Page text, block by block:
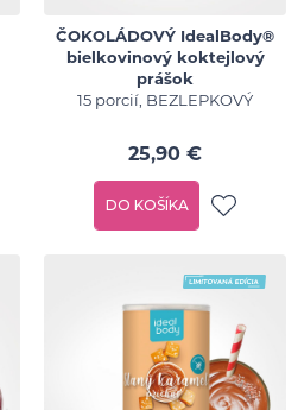
ČOKOLÁDOVÝ IdealBody®
bielkovinový koktejlový
prášok
15 porcií, BEZLEPKOVÝ
25,90 €
DO KOŠÍKA